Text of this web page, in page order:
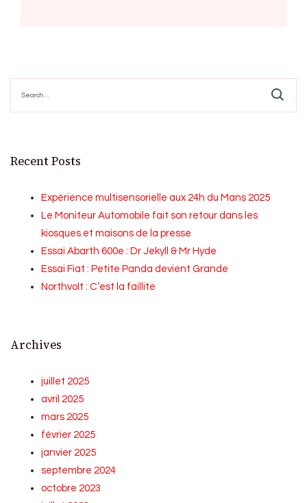
for:
Recent Posts
Expérience multisensorielle aux 24h du Mans 2025
Le Moniteur Automobile fait son retour dans les
kiosques et maisons de la presse
Essai Abarth 600e : Dr Jekyll & Mr Hyde
Essai Fiat : Petite Panda devient Grande
Northvolt : C’est la faillite
Archives
juillet 2025
avril 2025
mars 2025
février 2025
janvier 2025
septembre 2024
octobre 2023